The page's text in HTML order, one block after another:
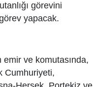
görevini
yapacak.
emir ve komutasında,
Cumhuriyeti,